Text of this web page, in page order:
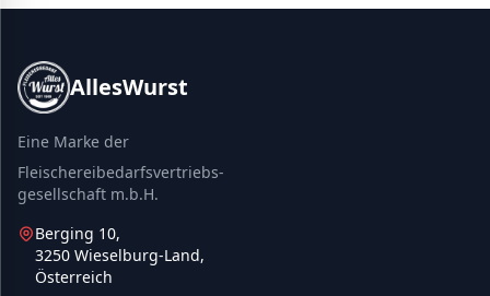
AllesWurst
Eine Marke der
Fleischereibedarfsvertriebs-
gesellschaft m.b.H.
Berging 10,
3250 Wieselburg-Land,
Österreich